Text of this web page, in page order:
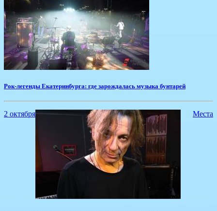
Рок-легенды Екатеринбурга: где зарождалась музыка бунтарей
2 октября Места